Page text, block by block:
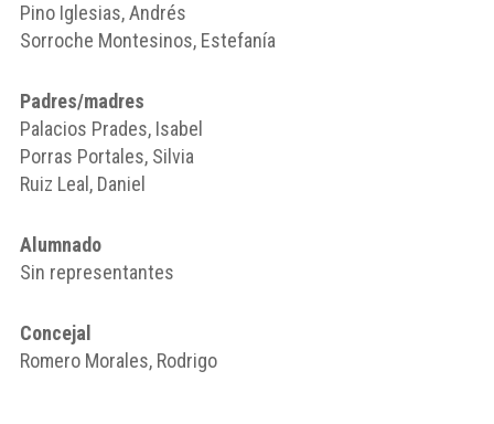
Pino Iglesias, Andrés
Sorroche Montesinos, Estefanía
Padres/madres
Palacios Prades, Isabel
Porras Portales, Silvia
Ruiz Leal, Daniel
Alumnado
Sin representantes
Concejal
Romero Morales, Rodrigo